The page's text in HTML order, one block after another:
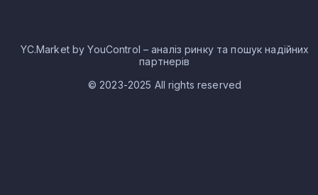
YC.Market by YouControl – аналіз ринку та пошук надійних
партнерів
© 2023-2025 All rights reserved